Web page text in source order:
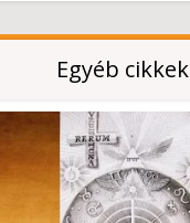
Egyéb cikkek